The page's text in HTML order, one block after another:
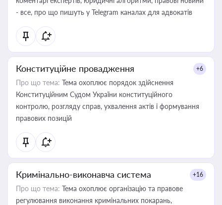
- все, про що пишуть у Telegram каналах для адвокатів
Конституційне провадження +6
Про що тема: Тема охоплює порядок здійснення
Конституційним Судом України конституційного
контролю, розгляду справ, ухвалення актів і формування
правових позицій
Кримінально-виконавча система +16
Про що тема: Тема охоплює організацію та правове
регулювання виконання кримінальних покарань,